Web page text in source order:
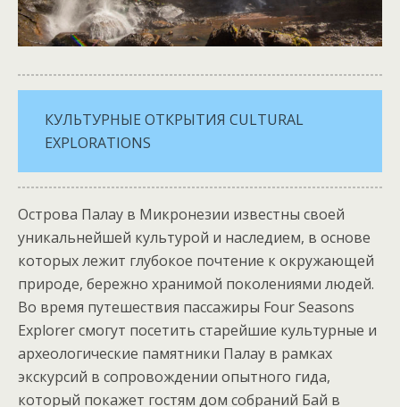
КУЛЬТУРНЫЕ ОТКРЫТИЯ CULTURAL
EXPLORATIONS
Острова Палау в Микронезии известны своей
уникальнейшей культурой и наследием, в основе
которых лежит глубокое почтение к окружающей
природе, бережно хранимой поколениями людей.
Во время путешествия пассажиры Four Seasons
Explorer смогут посетить старейшие культурные и
археологические памятники Палау в рамках
экскурсий в сопровождении опытного гида,
который покажет гостям дом собраний Бай в